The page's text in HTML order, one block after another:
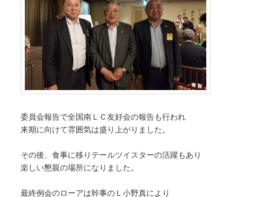
委員会報告で全国南ＬＣ友好会の報告も行われ
来期に向けて雰囲気は盛り上がりました。
その後、食事に移りテールツイスターの活躍もあり
楽しい懇親の場所になりました。
最終例会のローアは幹事のＬ小野真により